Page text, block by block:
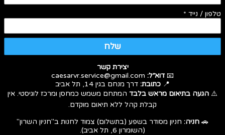
טלפון / נייד *
שלח
יצירת קשר
📧דוא״ל:
📍 כתובת: דרך מנחם בגין 14, תל אביב
⚠️ הגעה בתיאום מראש בלבד המתחם משמש כמחסן ומרכז לוגיסטי. אין
קבלת קהל ללא תיאום מוקדם.
🚗 חניה: חניון מסודר בשפע (בתשלום) צמוד לחנות ב"חניון השרון"
(השומרון 6, תל אביב).